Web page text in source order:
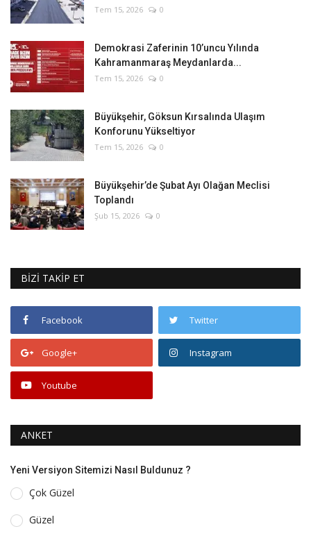
Tem 15, 2026 0
Demokrasi Zaferinin 10’uncu Yılında
Kahramanmaraş Meydanlarda...
Tem 15, 2026 0
Büyükşehir, Göksun Kırsalında Ulaşım
Konforunu Yükseltiyor
Tem 15, 2026 0
Büyükşehir’de Şubat Ayı Olağan Meclisi
Toplandı
Şub 15, 2026 0
BİZİ TAKİP ET
Facebook Twitter
Google+ Instagram
Youtube
ANKET
Yeni Versiyon Sitemizi Nasıl Buldunuz ?
Çok Güzel
Güzel